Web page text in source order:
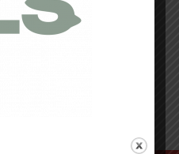
au début